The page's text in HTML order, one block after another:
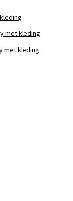
met kleding
met kleding